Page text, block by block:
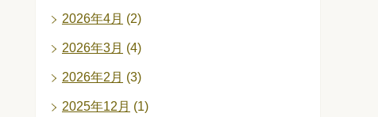
2026年4月 (2)
2026年3月 (4)
2026年2月 (3)
2025年12月 (1)